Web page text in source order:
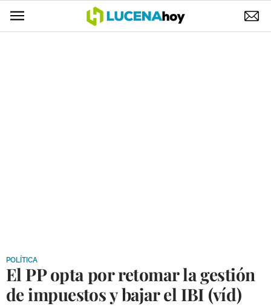
DEPORTES
POLÍTICA
El PP opta por retomar la gestión
de impuestos y bajar el IBI (víd)